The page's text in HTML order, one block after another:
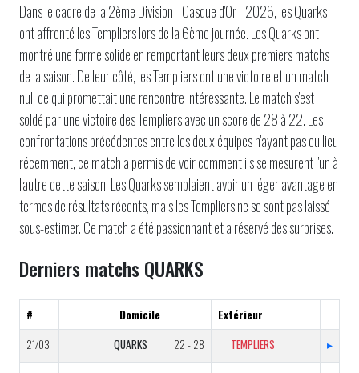
Dans le cadre de la 2ème Division - Casque d'Or - 2026, les Quarks
ont affronté les Templiers lors de la 6ème journée. Les Quarks ont
montré une forme solide en remportant leurs deux premiers matchs
de la saison. De leur côté, les Templiers ont une victoire et un match
nul, ce qui promettait une rencontre intéressante. Le match s'est
soldé par une victoire des Templiers avec un score de 28 à 22. Les
confrontations précédentes entre les deux équipes n'ayant pas eu lieu
récemment, ce match a permis de voir comment ils se mesurent l'un à
l'autre cette saison. Les Quarks semblaient avoir un léger avantage en
termes de résultats récents, mais les Templiers ne se sont pas laissé
sous-estimer. Ce match a été passionnant et a réservé des surprises.
Derniers matchs QUARKS
# Domicile
Extérieur
21/03
QUARKS 22 - 28 TEMPLIERS ▸